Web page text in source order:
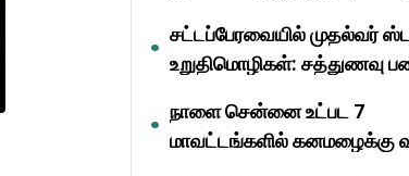
சட்டப்பேரவையில் முதல்வர்
உறுதிமொழிகள்: சத்துணவு
நாளை சென்னை உட்பட 7
மாவட்டங்களில் கனமழைக்கு